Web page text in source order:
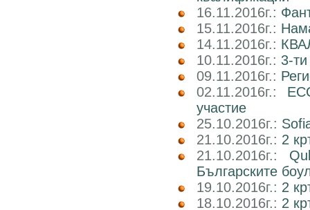
16.11.2016г.:
15.11.2016г.:
14.11.2016г.:
10.11.2016г.: 3-
09.11.2016г.:
02.11.2016г.:
участие
25.10.2016г.:
21.10.2016г.: 2
21.10.2016г.:
Българските
19.10.2016г.: 2
18.10.2016г.: 2